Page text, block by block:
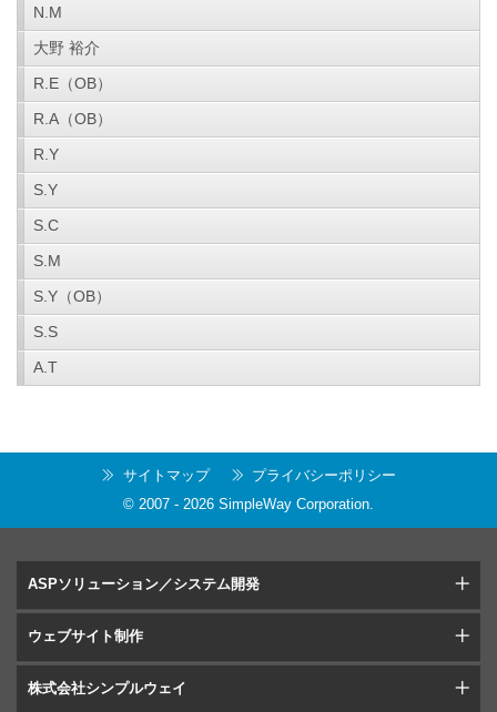
N.M
大野 裕介
R.E（OB）
R.A（OB）
R.Y
S.Y
S.C
S.M
S.Y（OB）
S.S
A.T
サイトマップ
プライバシーポリシー
© 2007 - 2026 SimpleWay Corporation
ASPソリューション／システム開発
ウェブサイト制作
株式会社シンプルウェイ